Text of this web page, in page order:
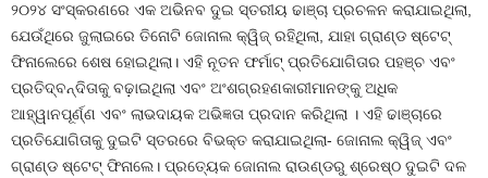
୨୦୨୪ ସଂସ୍କରଣରେ ଏକ ଅଭିନବ ଦୁଇ ସ୍ତରୀୟ ଢାଞ୍ଚା ପ୍ରଚଳନ କରାଯାଇଥିଲା,
ଯେଉଁଥିରେ ଜୁଲାଇରେ ତିନୋଟି ଜୋନାଲ କ୍ୱିଜ୍ ରହିଥିଲା, ଯାହା ଗ୍ରାଣ୍ଡ ଷ୍ଟେଟ୍
ଫିନାଲେରେ ଶେଷ ହୋଇଥିଲା। ଏହି ନୂତନ ଫର୍ମାଟ୍ ପ୍ରତିଯୋଗିତାର ପହଞ୍ଚ ଏବଂ
ପ୍ରତିଦ୍ବନ୍ଦିତାକୁ ବଢ଼ାଇଥିଲା ଏବଂ ଅଂଶଗ୍ରହଣକାରୀମାନଙ୍କୁ ଅଧିକ
ଆହ୍ୱାନପୂର୍ଣ୍ଣ ଏବଂ ଲାଭଦାୟକ ଅଭିଜ୍ଞତା ପ୍ରଦାନ କରିଥିଲା । ଏହି ଢାଞ୍ଚାରେ
ପ୍ରତିଯୋଗିତାକୁ ଦୁଇଟି ସ୍ତରରେ ବିଭକ୍ତ କରାଯାଇଥିଲା- ଜୋନାଲ କ୍ୱିଜ୍ ଏବଂ
ଗ୍ରାଣ୍ଡ ଷ୍ଟେଟ୍ ଫିନାଲେ। ପ୍ରତ୍ୟେକ ଜୋନାଲ ରାଉଣ୍ଡରୁ ଶ୍ରେଷ୍ଠ ଦୁଇଟି ଦଳ